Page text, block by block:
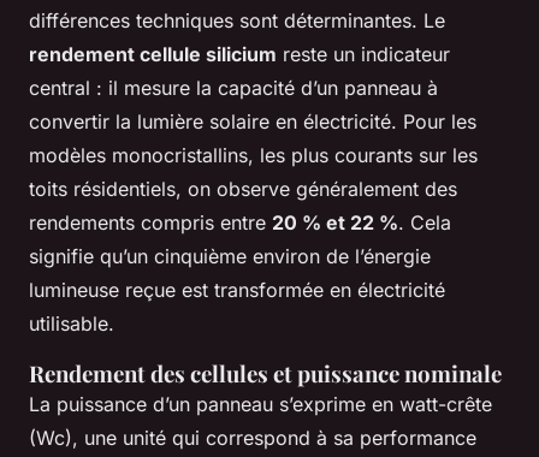
différences techniques sont déterminantes. Le
rendement cellule silicium reste un indicateur
central : il mesure la capacité d’un panneau à
convertir la lumière solaire en électricité. Pour les
modèles monocristallins, les plus courants sur les
toits résidentiels, on observe généralement des
rendements compris entre 20 % et 22 %. Cela
signifie qu’un cinquième environ de l’énergie
lumineuse reçue est transformée en électricité
utilisable.
Rendement des cellules et puissance nominale
La puissance d’un panneau s’exprime en watt-crête
(Wc), une unité qui correspond à sa performance